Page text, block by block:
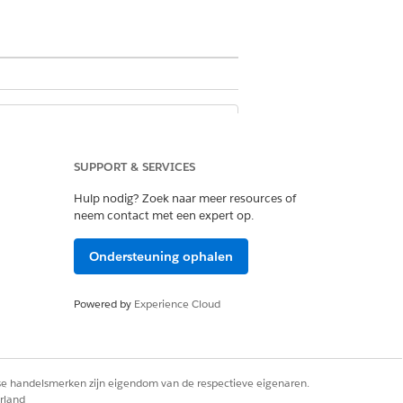
waar u dol op bent,
Omni-Channel en Command
via alle digitale kanalen een
voor meer informatie.
taken voltooien.
SUPPORT & SERVICES
Hulp nodig? Zoek naar meer resources of
neem contact met een expert op.
Ondersteuning ophalen
Powered by Experience Cloud
handelsmerken zijn eigendom van de respectieve eigenaren.